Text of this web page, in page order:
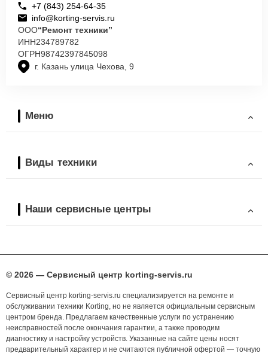
г. Казань улица Чехова, 9
+7 (843) 254-64-35
info@korting-servis.ru
ООО“Ремонт техники”
ИНН234789782
ОГРН98742397845098
Меню
Виды техники
Наши сервисные центры
© 2026 — Сервисный центр korting-servis.ru
Сервисный центр korting-servis.ru специализируется на ремонте и
обслуживании техники Korting, но не является официальным сервисным
центром бренда. Предлагаем качественные услуги по устранению
неисправностей после окончания гарантии, а также проводим
диагностику и настройку устройств. Указанные на сайте цены носят
предварительный характер и не считаются публичной офертой — точную